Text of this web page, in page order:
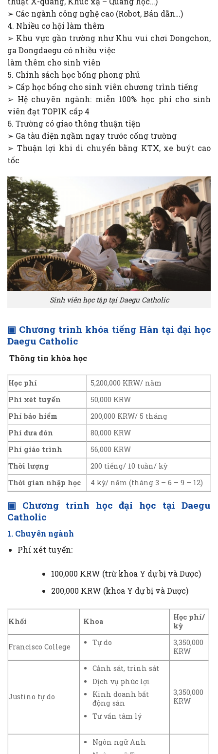
➢ Các ngành công nghệ cao (Robot, Bán dẫn…)
4. Nhiều cơ hội làm thêm
➢ Khu vực gần trường như Khu vui chơi Dongchon,
ga Dongdaegu có nhiều việc
làm thêm cho sinh viên
5. Chính sách học bổng phong phú
➢ Cấp học bổng cho sinh viên chương trình tiếng
➢ Hệ chuyên ngành: miễn 100% học phí cho sinh
viên đạt TOPIK cấp 4
6. Trường có giao thông thuận tiện
➢ Ga tàu điện ngầm ngay trước cổng trường
➢ Thuận lợi khi di chuyển bằng KTX, xe buýt cao
tốc
Sinh viên học tập tại Daegu Catholic
▣ Chương trình khóa tiếng Hàn tại đại học
Daegu Catholic
Thông tin khóa học
Học phí
5,200,000 KRW/ năm
Phí xét tuyển
50,000 KRW
Phí bảo hiểm
200,000 KRW/ 5 tháng
Phí đưa đón
80,000 KRW
Phí giáo trình
56,000 KRW
Thời lượng
200 tiếng/ 10 tuần/ kỳ
Thời gian nhập học
4 kỳ/ năm (tháng 3 – 6 – 9 – 12)
▣ Chương trình học đại học tại Daegu
Catholic
1. Chuyên ngành
Phí xét tuyển:
100,000 KRW (trừ khoa Y dự bị và Dược)
200,000 KRW (khoa Y dự bị và Dược)
Khối Khoa
Học phí/
kỳ
Francisco College Tự do
3,350,000
KRW
Justino tự do
Cảnh sát, trinh sát
Dịch vụ phúc lợi
Kinh doanh bất
động sản
Tư vấn tâm lý
3,350,000
KRW
Ngôn ngữ Anh